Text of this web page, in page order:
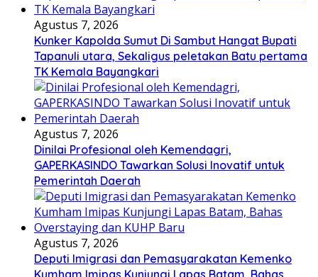
Agustus 7, 2026
Kunker Kapolda Sumut Di Sambut Hangat Bupati
Tapanuli utara, Sekaligus peletakan Batu pertama
TK Kemala Bayangkari
Agustus 7, 2026
Dinilai Profesional oleh Kemendagri,
GAPERKASINDO Tawarkan Solusi Inovatif untuk
Pemerintah Daerah
Agustus 7, 2026
Deputi Imigrasi dan Pemasyarakatan Kemenko
Kumham Imipas Kunjungi Lapas Batam, Bahas